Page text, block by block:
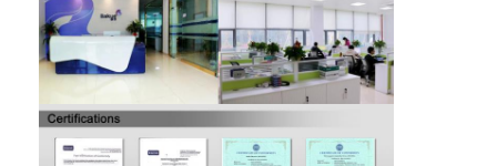
স্টেইনলেস স্টীল দরজা লক